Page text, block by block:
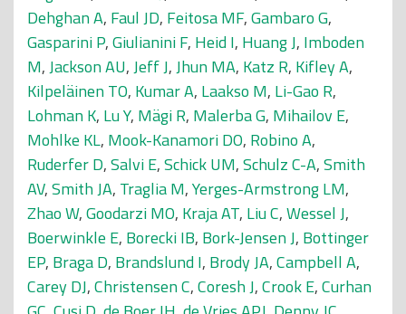
Dehghan A, Faul JD, Feitosa MF,Gambaro G,
Gasparini P,Giulianini F, Heid I, Huang J, Imboden
M,Jackson AU,Jeff J,Jhun MA, Katz R, Kifley A,
Kilpeläinen TO, Kumar A, Laakso M, Li-Gao R,
Lohman K, Lu Y, Mägi R, Malerba G, Mihailov E,
Mohlke KL, Mook-Kanamori DO, Robino A,
Ruderfer D,Salvi E,Schick UM,Schulz C-A,Smith
AV,Smith JA, Traglia M,Yerges-Armstrong LM,
Zhao W,Goodarzi MO, Kraja AT, Liu C,Wessel J,
Boerwinkle E, Borecki IB, Bork-Jensen J, Bottinger
EP, Braga D, Brandslund I, Brody JA,Campbell A,
Carey DJ,Christensen C,Coresh J,Crook E,Curhan